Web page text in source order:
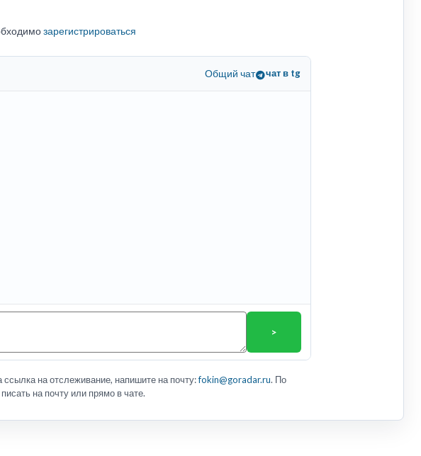
зарегистрироваться
Общий чат чат в tg
>
ссылка на отслеживание, напишите на почту:fokin@goradar.ru. По
на почту или прямо в чате.